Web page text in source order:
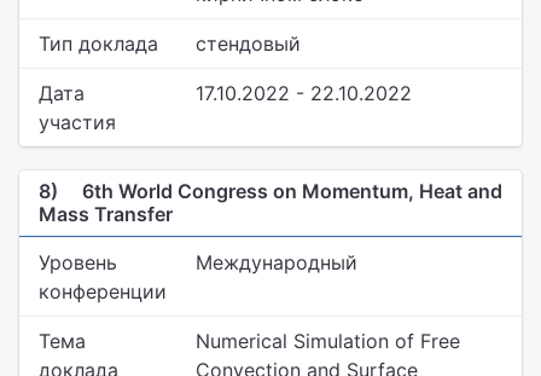
Тип доклада стендовый
Дата
участия
17.10.2022 - 22.10.2022
8)
6th World Congress on Momentum, Heat and
Mass Transfer
Уровень
конференции
Международный
Тема
доклада
Numerical Simulation of Free
Convection and Surface